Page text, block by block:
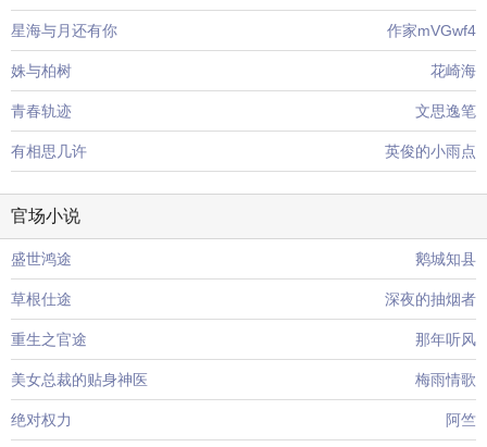
星海与月还有你 作家mVGwf4
姝与柏树 花崎海
青春轨迹 文思逸笔
有相思几许 英俊的小雨点
官场小说
盛世鸿途 鹅城知县
草根仕途 深夜的抽烟者
重生之官途 那年听风
美女总裁的贴身神医 梅雨情歌
绝对权力 阿竺